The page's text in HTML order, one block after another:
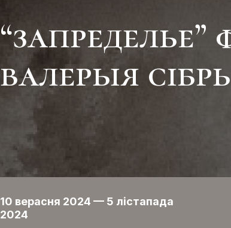
валерыя
10 верасня 2024 — 5 лістапада
2024